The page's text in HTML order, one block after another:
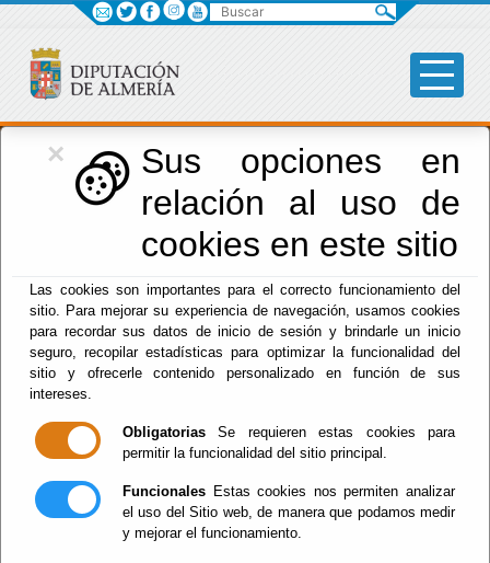
×
Sus opciones en
relación al uso de
cookies en este sitio
Las cookies son importantes para el correcto funcionamiento del
sitio. Para mejorar su experiencia de navegación, usamos cookies
para recordar sus datos de inicio de sesión y brindarle un inicio
seguro, recopilar estadísticas para optimizar la funcionalidad del
sitio y ofrecerle contenido personalizado en función de sus
intereses.
Obligatorias Se requieren estas cookies para
permitir la funcionalidad del sitio principal.
Funcionales Estas cookies nos permiten analizar
el uso del Sitio web, de manera que podamos medir
y mejorar el funcionamiento.
Desarrollo Económico
Buscar